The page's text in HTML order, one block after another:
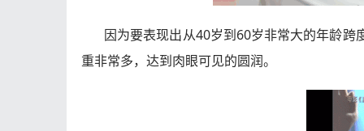
因为要表现出从40岁到60岁非常大的年龄
重非常多，达到肉眼可见的圆润。